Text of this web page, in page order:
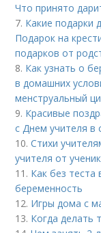
Что принято
7. Какие подарки
Подарок на
подарков от
8. Как узнать о
в домашних
менструальный
9. Красивые
с Днем учителя в
10.Стихи
учителя от
11. Как без теста
беременность
12. Игры дома с
13. Когда делать